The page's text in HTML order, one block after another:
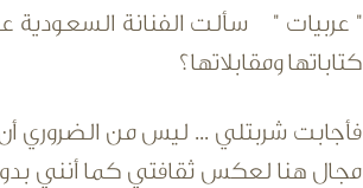
" عربيات " سألت الفنانة
كتاباتها ومقابلاتها؟
فأجابت شربتلي ... ليس من الضروري
مجال هنا لعكس ثقافتي كما أنني